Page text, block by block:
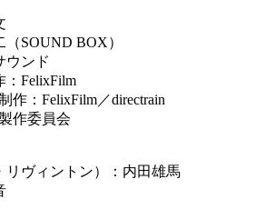
SOUND BOX）
ウンド
：FelixFilm
作：FelixFilm／directrain
作委員会
リヴィントン）：内田雄馬